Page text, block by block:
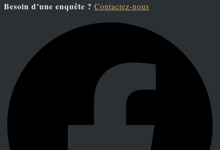
Besoin d’une enquête ? Contactez-nous